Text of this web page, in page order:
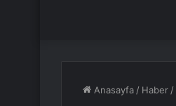
Anasayfa / Haber /